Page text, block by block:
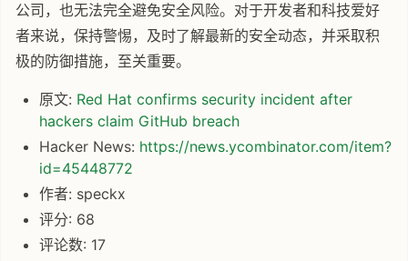
公司，也无法完全避免安全风险。对于开发者和科技爱好
者来说，保持警惕，及时了解最新的安全动态，并采取积
极的防御措施，至关重要。
原文: Red Hat confirms security incident after
hackers claim GitHub breach
Hacker News: https://news.ycombinator.com/item?
id=45448772
作者: speckx
评分: 68
评论数: 17